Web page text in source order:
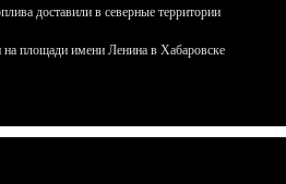
доставили в северные территории
на площади имени Ленина в Хабаровске